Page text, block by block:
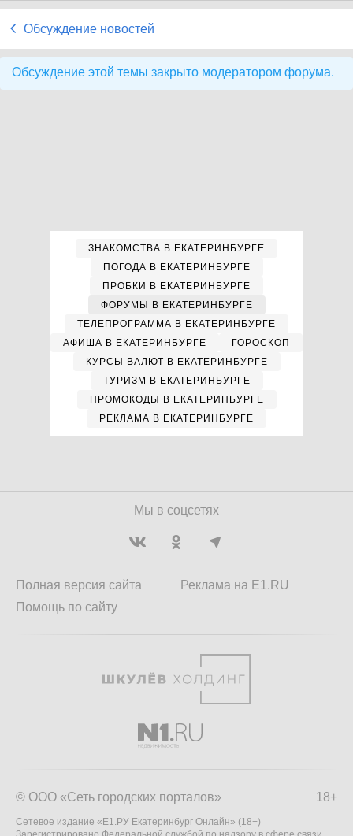
Обсуждение новостей
Обсуждение этой темы закрыто модератором форума.
ЗНАКОМСТВА В ЕКАТЕРИНБУРГЕ
ПОГОДА В ЕКАТЕРИНБУРГЕ
ПРОБКИ В ЕКАТЕРИНБУРГЕ
ФОРУМЫ В ЕКАТЕРИНБУРГЕ
ТЕЛЕПРОГРАММА В ЕКАТЕРИНБУРГЕ
АФИША В ЕКАТЕРИНБУРГЕ
ГОРОСКОП
КУРСЫ ВАЛЮТ В ЕКАТЕРИНБУРГЕ
ТУРИЗМ В ЕКАТЕРИНБУРГЕ
ПРОМОКОДЫ В ЕКАТЕРИНБУРГЕ
РЕКЛАМА В ЕКАТЕРИНБУРГЕ
Мы в соцсетях
Полная версия сайта
Помощь по сайту
Реклама на E1.RU
18+
© ООО «Сеть городских порталов»
Сетевое издание «Е1.РУ Екатеринбург Онлайн» (18+)